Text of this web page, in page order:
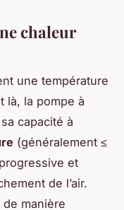
chaleur
une température
là, la pompe à
capacité à
(généralement ≤
et
de l’air.
manière